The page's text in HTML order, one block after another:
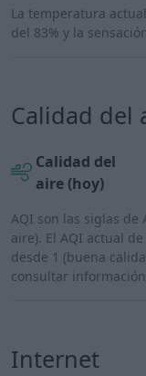
La temperatura
del 83% y la
Calidad del
Calidad del
aire (hoy)
AQI son las siglas
aire). El AQI actual
desde 1 (buena
consultar
Internet